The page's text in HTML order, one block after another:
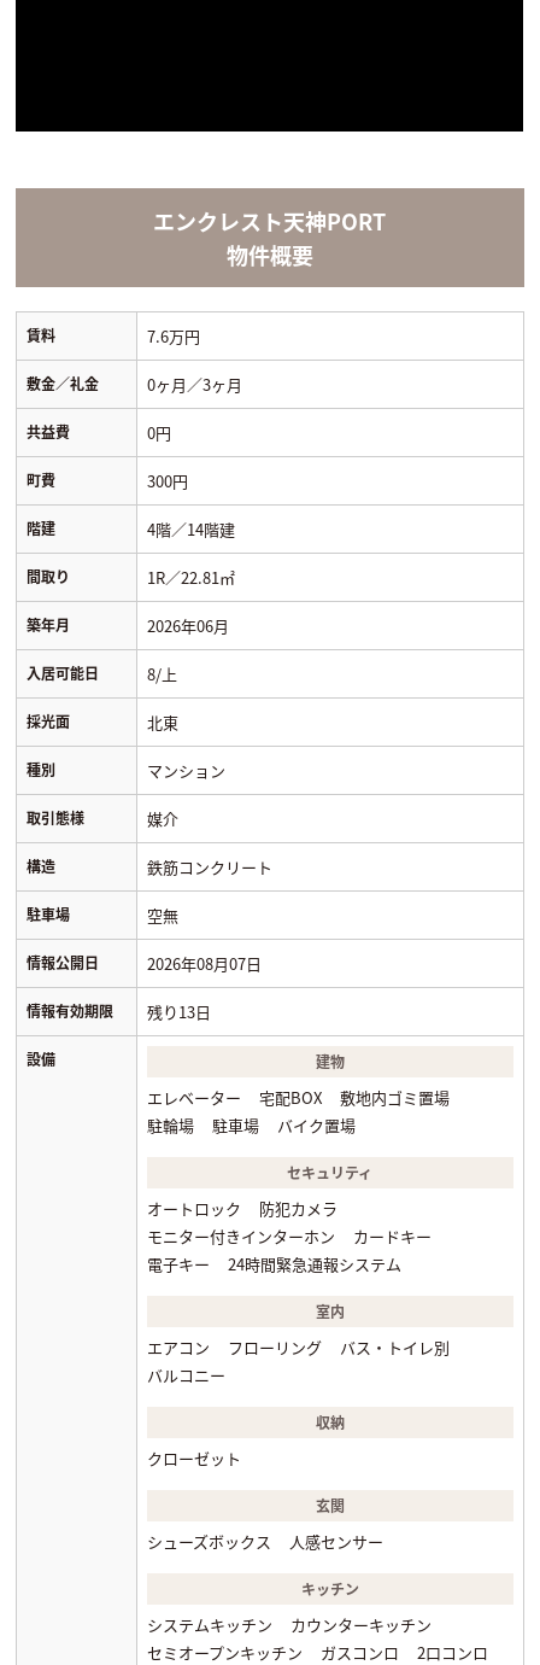
エンクレスト天神PORT
物件概要
賃料 7.6万円
敷金／礼金 0ヶ月／3ヶ月
共益費 0円
町費 300円
階建 4階／14階建
間取り 1R／22.81㎡
築年月 2026年06月
入居可能日 8/上
採光面 北東
種別 マンション
取引態様 媒介
構造 鉄筋コンクリート
駐車場 空無
情報公開日 2026年08月07日
情報有効期限 残り13日
設備 建物
エレベーター 宅配BOX
敷地内ゴミ置場
駐輪場
駐車場 バイク置場
セキュリティ
オートロック
防犯カメラ
モニター付きインターホン
カードキー
電子キー
24時間緊急通報システム
室内
エアコン フローリング
バス・トイレ別
バルコニー
収納
クローゼット
玄関
シューズボックス 人感センサー
キッチン
システムキッチン
カウンターキッチン
セミオープンキッチン
ガスコンロ 2口コンロ